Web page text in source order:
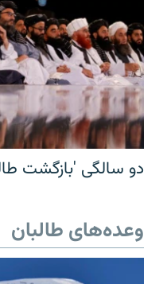
دو سالگی 'بازگشت
وعده‌های طالبان